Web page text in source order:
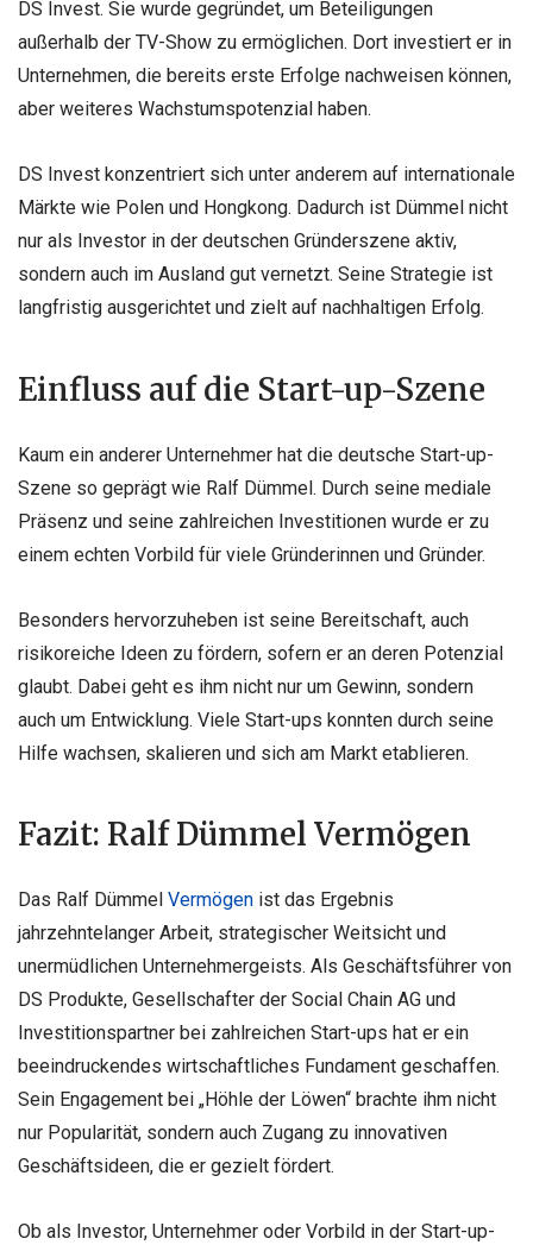
DS Invest. Sie wurde gegründet, um Beteiligungen
außerhalb der TV-Show zu ermöglichen. Dort investiert er in
Unternehmen, die bereits erste Erfolge nachweisen können,
aber weiteres Wachstumspotenzial haben.
DS Invest konzentriert sich unter anderem auf internationale
Märkte wie Polen und Hongkong. Dadurch ist Dümmel nicht
nur als Investor in der deutschen Gründerszene aktiv,
sondern auch im Ausland gut vernetzt. Seine Strategie ist
langfristig ausgerichtet und zielt auf nachhaltigen Erfolg.
Einfluss auf die Start-up-Szene
Kaum ein anderer Unternehmer hat die deutsche Start-up-
Szene so geprägt wie Ralf Dümmel. Durch seine mediale
Präsenz und seine zahlreichen Investitionen wurde er zu
einem echten Vorbild für viele Gründerinnen und Gründer.
Besonders hervorzuheben ist seine Bereitschaft, auch
risikoreiche Ideen zu fördern, sofern er an deren Potenzial
glaubt. Dabei geht es ihm nicht nur um Gewinn, sondern
auch um Entwicklung. Viele Start-ups konnten durch seine
Hilfe wachsen, skalieren und sich am Markt etablieren.
Fazit: Ralf Dümmel Vermögen
Das Ralf Dümmel Vermögen ist das Ergebnis
jahrzehntelanger Arbeit, strategischer Weitsicht und
unermüdlichen Unternehmergeists. Als Geschäftsführer von
DS Produkte, Gesellschafter der Social Chain AG und
Investitionspartner bei zahlreichen Start-ups hat er ein
beeindruckendes wirtschaftliches Fundament geschaffen.
Sein Engagement bei „Höhle der Löwen“ brachte ihm nicht
nur Popularität, sondern auch Zugang zu innovativen
Geschäftsideen, die er gezielt fördert.
Ob als Investor, Unternehmer oder Vorbild in der Start-up-